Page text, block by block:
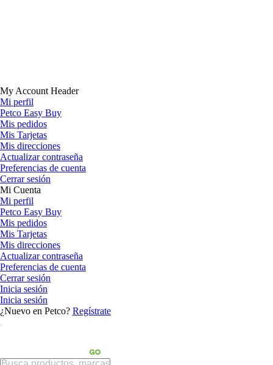
My Account Header
Mi perfil
Petco Easy Buy
Mis pedidos
Mis Tarjetas
Mis direcciones
Actualizar contraseña
Preferencias de cuenta
Cerrar sesión
Mi Cuenta
Mi perfil
Petco Easy Buy
Mis pedidos
Mis Tarjetas
Mis direcciones
Actualizar contraseña
Preferencias de cuenta
Cerrar sesión
Inicia sesión
Inicia sesión
¿Nuevo en Petco? Regístrate